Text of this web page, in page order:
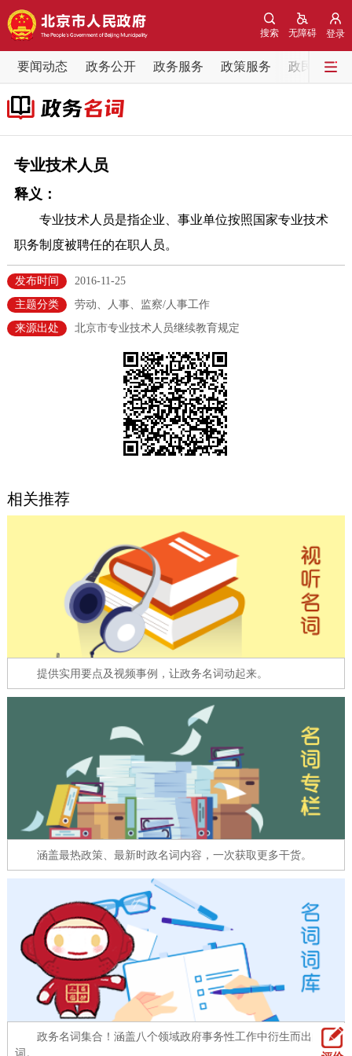
登录
无障碍
搜索
要闻动态 政务公开 政务服务 政策服务 政民互动
要闻动态
党中央精神
各区热点
政务公开
市领导
政策兑现 政策解读
专题公开
法人服务
便民服务
阳光政务
政民互动
12345网上接诉即办 我要咨询 我要建议
参与调查 在线访谈
十六区概览 人文北京
绿色北京 图说北京 视频北京
多语种
ENGLISH 한국어 日本語
DEUTSCH FRANÇAIS РУССКИЙ ЯЗЫК
ESPAÑOL PORTUGUÊS
ITALIANO
专业技术人员
释义：
专业技术人员是指企业、事业单位按照国家专业技术
职务制度被聘任的在职人员。
发布时间
2016-11-25
主题分类
劳动、人事、监察/人事工作
来源出处
北京市专业技术人员继续教育规定
相关推荐
提供实用要点及视频事例，让政务名词动起来。
涵盖最热政策、最新时政名词内容，一次获取更多干货。
政务名词集合！涵盖八个领域政府事务性工作中衍生而出的名
词。